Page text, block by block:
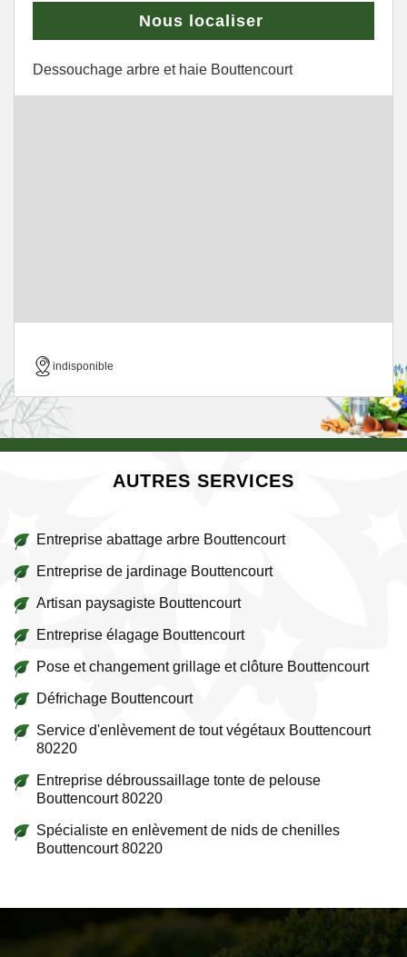
Nous localiser
Dessouchage arbre et haie Bouttencourt
indisponible
AUTRES SERVICES
Entreprise abattage arbre Bouttencourt
Entreprise de jardinage Bouttencourt
Artisan paysagiste Bouttencourt
Entreprise élagage Bouttencourt
Pose et changement grillage et clôture Bouttencourt
Défrichage Bouttencourt
Service d'enlèvement de tout végétaux Bouttencourt
80220
Entreprise débroussaillage tonte de pelouse
Bouttencourt 80220
Spécialiste en enlèvement de nids de chenilles
Bouttencourt 80220